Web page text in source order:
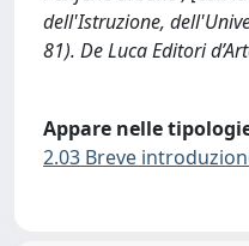
dell'Istruzione,
81). De Luca Editori
Appare nelle
2.03 Breve